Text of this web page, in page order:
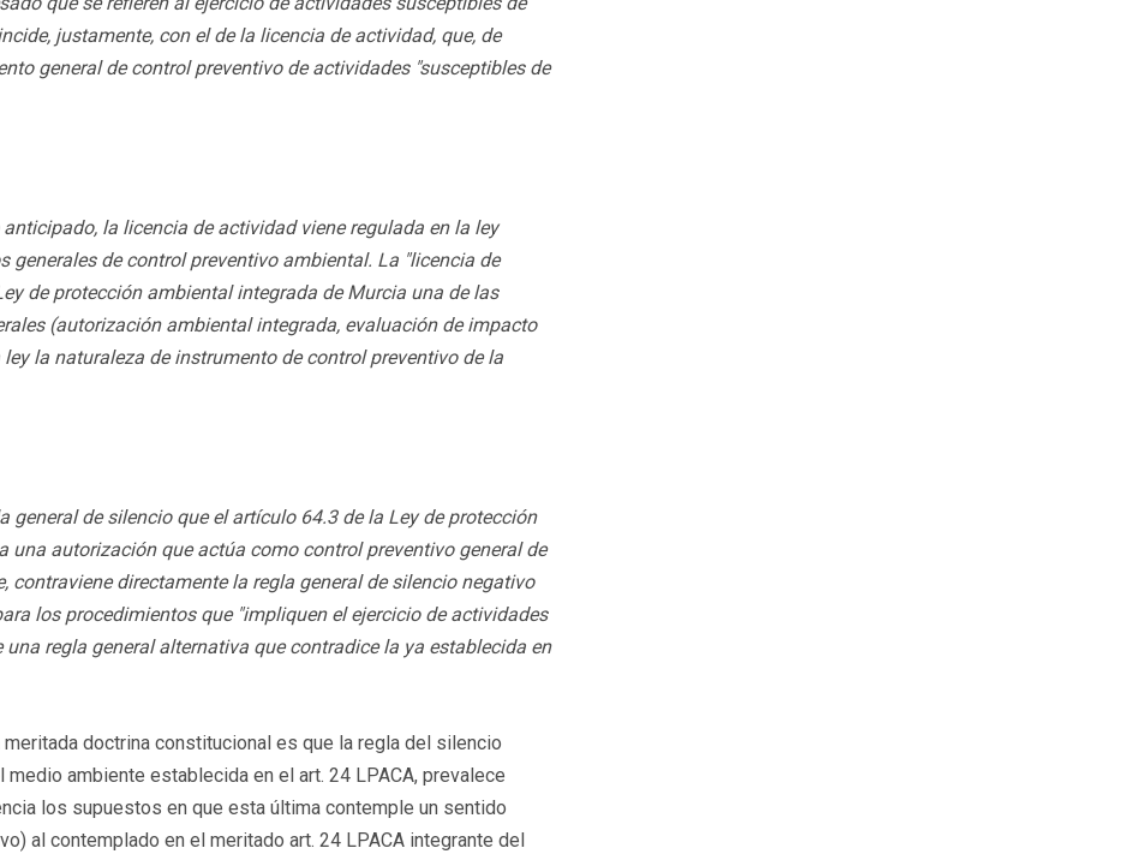
justamente, con el de la licencia de actividad, que, de
general de control preventivo de actividades "susceptibles de
la licencia de actividad viene regulada en la ley
de control preventivo ambiental. La "licencia de
de protección ambiental integrada de Murcia una de las
(autorización ambiental integrada, evaluación de impacto
la naturaleza de instrumento de control preventivo de la
general de silencio que el artículo 64.3 de la Ley de protección
autorización que actúa como control preventivo general de
directamente la regla general de silencio negativo
los procedimientos que "impliquen el ejercicio de actividades
regla general alternativa que contradice la ya establecida en
doctrina constitucional es que la regla del silencio
ambiente establecida en el art. 24 LPACA, prevalece
los supuestos en que esta última contemple un sentido
al contemplado en el meritado art. 24 LPACA integrante del